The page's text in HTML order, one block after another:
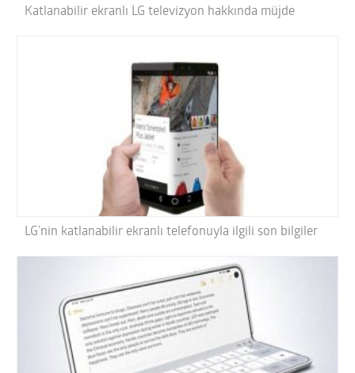
Katlanabilir ekranlı LG televizyon hakkında müjde
LG’nin katlanabilir ekranlı telefonuyla ilgili son bilgiler